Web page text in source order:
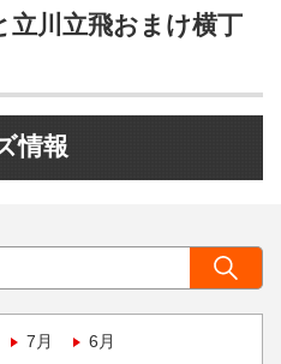
川立飛おまけ横丁
情報
7月 6月